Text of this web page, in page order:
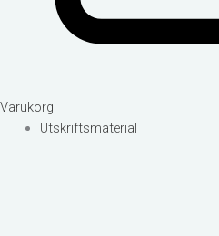
Varukorg
Utskriftsmaterial